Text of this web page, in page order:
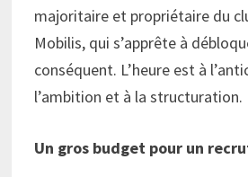
majoritaire et propriétaire du
Mobilis, qui s’apprête à
conséquent. L’heure est à
l’ambition et à la structuration.
Un gros budget pour un